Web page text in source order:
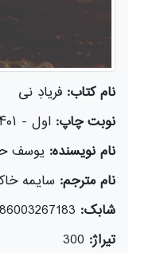
نام کتاب: فریادِ نی
نوبت چاپ: اول - ۱۴۰۱
نام نویسنده: یوسف
نام مترجم: سایمه
شابک:
تیراژ: 300